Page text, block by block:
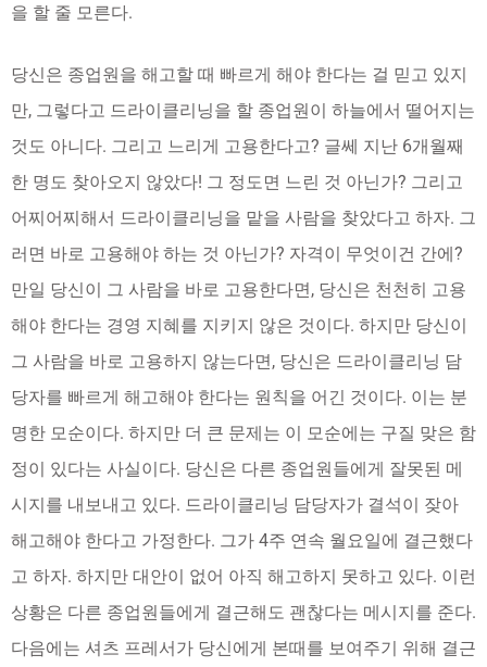
을 할 줄 모른다.
당신은 종업원을 해고할 때 빠르게 해야 한다는 걸 믿고 있지
만, 그렇다고 드라이클리닝을 할 종업원이 하늘에서 떨어지는
것도 아니다. 그리고 느리게 고용한다고? 글쎄 지난 6개월째
한 명도 찾아오지 않았다! 그 정도면 느린 것 아닌가? 그리고
어찌어찌해서 드라이클리닝을 맡을 사람을 찾았다고 하자. 그
러면 바로 고용해야 하는 것 아닌가? 자격이 무엇이건 간에?
만일 당신이 그 사람을 바로 고용한다면, 당신은 천천히 고용
해야 한다는 경영 지혜를 지키지 않은 것이다. 하지만 당신이
그 사람을 바로 고용하지 않는다면, 당신은 드라이클리닝 담
당자를 빠르게 해고해야 한다는 원칙을 어긴 것이다. 이는 분
명한 모순이다. 하지만 더 큰 문제는 이 모순에는 구질 맞은 함
정이 있다는 사실이다. 당신은 다른 종업원들에게 잘못된 메
시지를 내보내고 있다. 드라이클리닝 담당자가 결석이 잦아
해고해야 한다고 가정한다. 그가 4주 연속 월요일에 결근했다
고 하자. 하지만 대안이 없어 아직 해고하지 못하고 있다. 이런
상황은 다른 종업원들에게 결근해도 괜찮다는 메시지를 준다.
다음에는 셔츠 프레서가 당신에게 본때를 보여주기 위해 결근